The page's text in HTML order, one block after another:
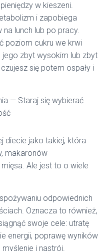
w kieszeni.
i zapobiega
lunch lub po pracy.
poziom cukru we krwi
jego zbyt wysokim lub zbyt
się potem ospały i
— Staraj się wybierać
diecie jako takiej, która
makaronów
Ale jest to o wiele
odpowiednich
Oznacza to również,
swoje cele: utratę
energii, poprawę wyników
i nastrój.